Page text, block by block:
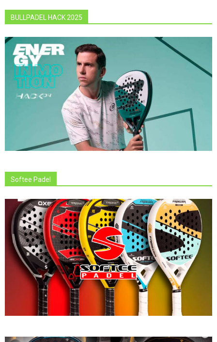
BULLPADEL HACK 2025
Softee Padel